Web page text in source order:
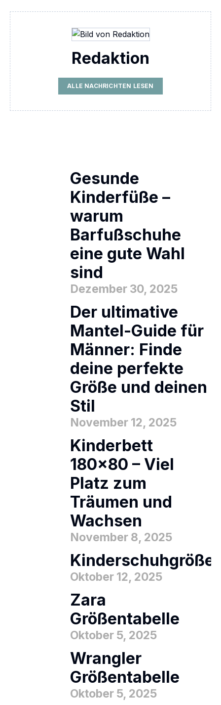
Redaktion
ALLE NACHRICHTEN LESEN
Gesunde
Kinderfüße –
warum
Barfußschuhe
eine gute Wahl
sind
Dezember 30, 2025
Der ultimative
Mantel-Guide für
Männer: Finde
deine perfekte
Größe und deinen
Stil
November 12, 2025
Kinderbett
180×80 – Viel
Platz zum
Träumen und
Wachsen
November 8, 2025
Kinderschuhgröße
Oktober 12, 2025
Zara
Größentabelle
Oktober 5, 2025
Wrangler
Größentabelle
Oktober 5, 2025